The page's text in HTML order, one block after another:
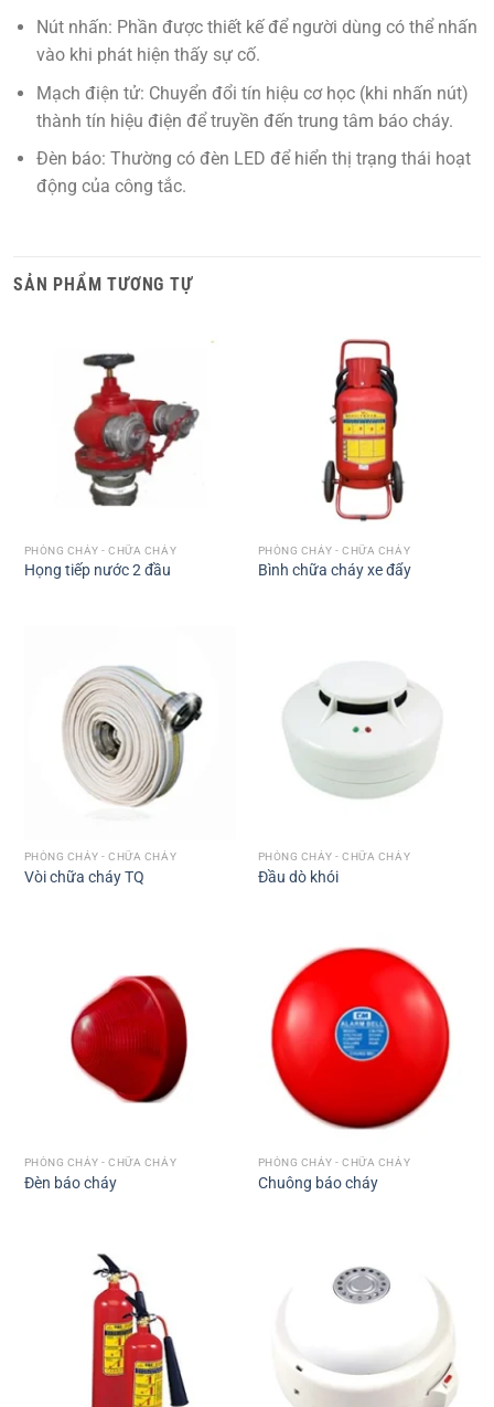
Nút nhấn: Phần được thiết kế để người dùng có thể nhấn
vào khi phát hiện thấy sự cố.
Mạch điện tử: Chuyển đổi tín hiệu cơ học (khi nhấn nút)
thành tín hiệu điện để truyền đến trung tâm báo cháy.
Đèn báo: Thường có đèn LED để hiển thị trạng thái hoạt
động của công tắc.
SẢN PHẨM TƯƠNG TỰ
PHÒNG CHÁY - CHỮA CHÁY
Họng tiếp nước 2 đầu
PHÒNG CHÁY - CHỮA CHÁY
Bình chữa cháy xe đẩy
PHÒNG CHÁY - CHỮA CHÁY
Vòi chữa cháy TQ
PHÒNG CHÁY - CHỮA CHÁY
Đầu dò khói
PHÒNG CHÁY - CHỮA CHÁY
Đèn báo cháy
PHÒNG CHÁY - CHỮA CHÁY
Chuông báo cháy